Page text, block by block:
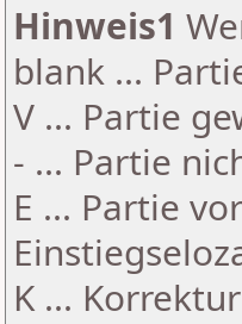
Hinweis1
blank ...
V ... Partie
- ... Partie
E ... Partie
K ...